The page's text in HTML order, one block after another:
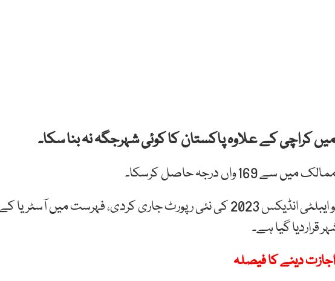
کراچی کے علاوہ پاکستان کا کوئی شہرجگہ نہ بنا سکا۔
اکنامسٹ انٹیلی جنس یونٹ نے گلوبل لیو ایبلٹی انڈیکس 2023 کی نئی رپورٹ جاری کردی، فہرست میں آسٹریا
قراردیا گیا ہے۔